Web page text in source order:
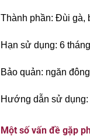
Thành phần: Đùi gà,
Hạn sử dụng: 6 tháng
Bảo quản: ngăn đông
Hướng dẫn sử dụng:
Một số vấn đề gặp